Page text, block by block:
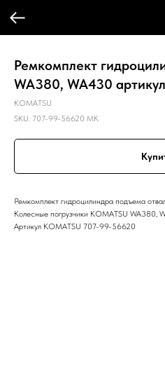
Ремкомплект
WA380, WA430
KOMATSU
SKU: 707-99-56620 MK
Ремкомплект гидроцилиндра подъема
Колесные погрузчики KOMATSU WA380,
Артикул KOMATSU 707-99-56620